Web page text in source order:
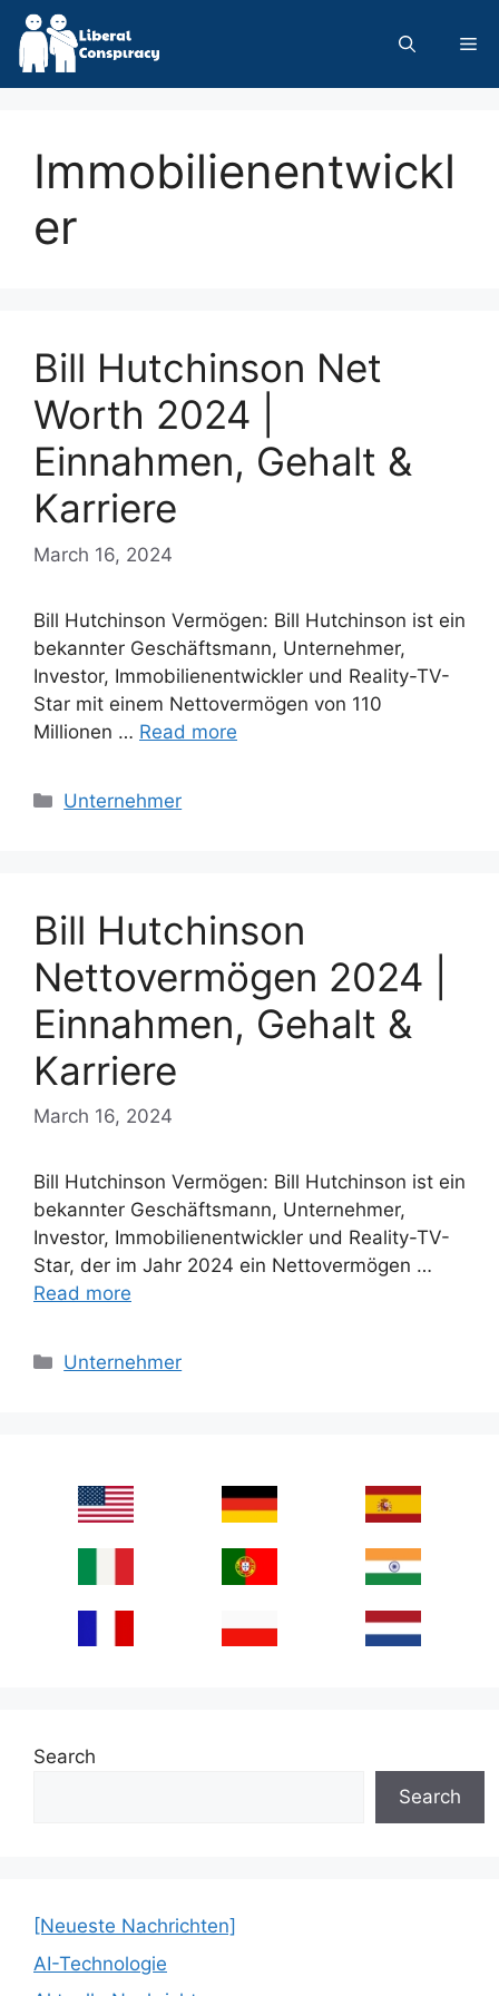
Skip
content
Immobilienentwickl
er
Bill Hutchinson Net
Worth 2024 |
Einnahmen, Gehalt &
Karriere
March 16, 2024
Bill Hutchinson Vermögen: Bill Hutchinson ist ein
bekannter Geschäftsmann, Unternehmer,
Investor, Immobilienentwickler und Reality-TV-
Star mit einem Nettovermögen von 110
Millionen … Read more
Categories
Unternehmer
Bill Hutchinson
Nettovermögen 2024 |
Einnahmen, Gehalt &
Karriere
March 16, 2024
Bill Hutchinson Vermögen: Bill Hutchinson ist ein
bekannter Geschäftsmann, Unternehmer,
Investor, Immobilienentwickler und Reality-TV-
Star, der im Jahr 2024 ein Nettovermögen …
Read more
Categories
Unternehmer
Search
Search
[Neueste Nachrichten]
AI-Technologie